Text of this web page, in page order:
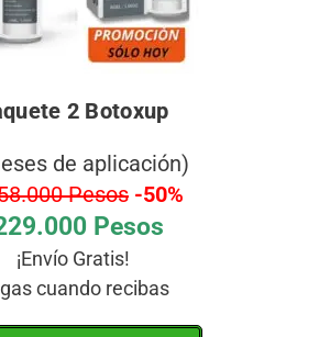
2 Botoxup
de aplicación)
Pesos -50%
Pesos
¡Envío Gratis!
cuando recibas